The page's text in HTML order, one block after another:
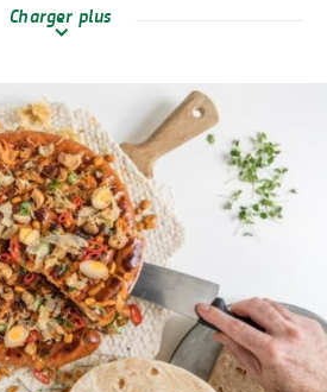
Charger plus